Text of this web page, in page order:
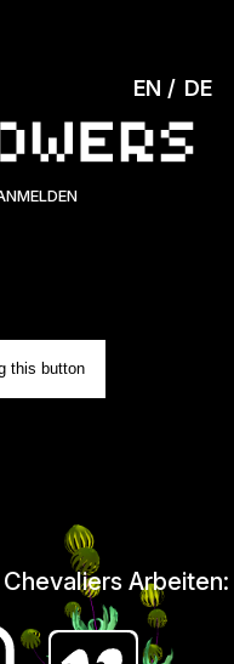
EN DE
this button
Arbeiten: